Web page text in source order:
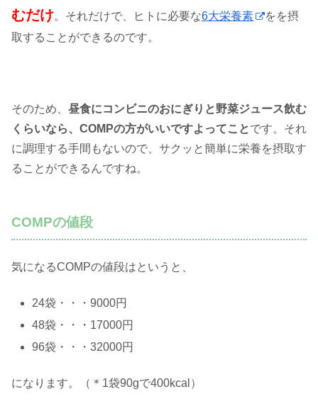
むだけ。それだけで、ヒトに必要な6大栄養素
をを摂
取することができるのです。
そのため、 昼食にコンビニのおにぎりと野菜ジュース飲む
くらいなら、COMPの方がいいですよってことです。それ
に調理する手間もないので、サクッと簡単に栄養を摂取す
ることができるんですね。
COMPの値段
気になるCOMPの値段はというと、
24袋・・・9000円
48袋・・・17000円
96袋・・・32000円
になります。（＊1袋90gで400kcal）